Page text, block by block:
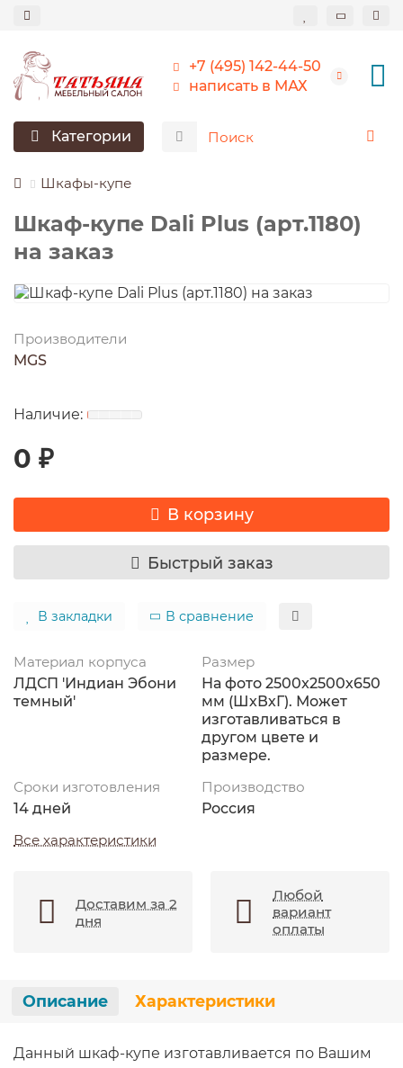
+7 (495) 142-44-50
написать в МАХ
Категории
Шкафы-купе
Шкаф-купе Dali Plus (арт.1180)
на заказ
Производители
MGS
0 ₽
В корзину
Быстрый заказ
В закладки В сравнение
Материал корпуса
ЛДСП 'Индиан Эбони
темный'
Размер
На фото 2500x2500х650
мм (ШхВхГ). Может
изготавливаться в
другом цвете и
размере.
Сроки изготовления
14 дней
Производство
Россия
Все характеристики
Доставим за 2
дня
Любой
вариант
оплаты
Описание Характеристики
Данный шкаф-купе изготавливается по Вашим